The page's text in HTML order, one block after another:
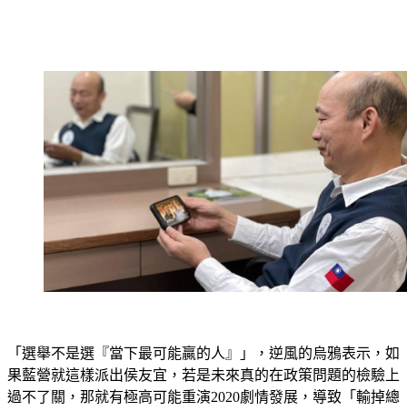
果藍營就這樣派出侯友宜，若是未來真的在政策問題的檢驗上
過不了關，那就有極高可能重演2020劇情發展，導致「輸掉總
統大選還丟了新北市」；也因此逆風的烏鴉進一步表示，國民